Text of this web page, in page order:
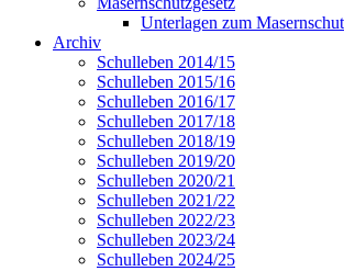
Unterlagen zum
Archiv
Schulleben 2014/15
Schulleben 2015/16
Schulleben 2016/17
Schulleben 2017/18
Schulleben 2018/19
Schulleben 2019/20
Schulleben 2020/21
Schulleben 2021/22
Schulleben 2022/23
Schulleben 2023/24
Schulleben 2024/25